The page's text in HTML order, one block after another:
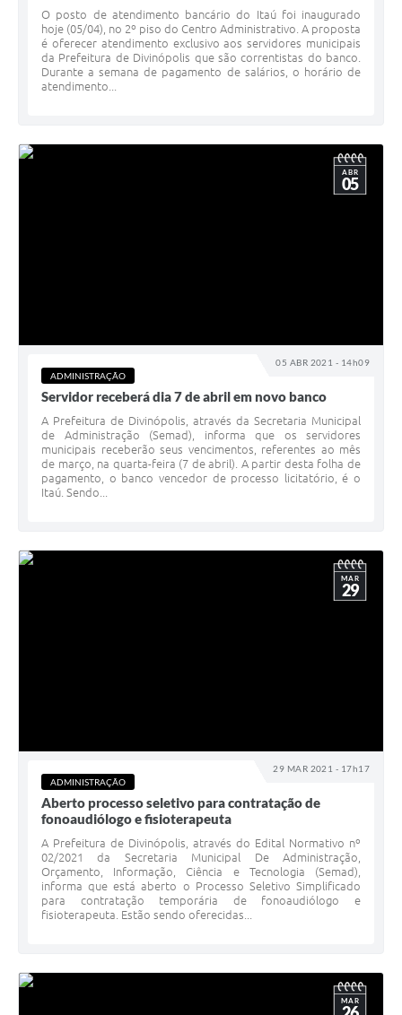
O posto de atendimento bancário do Itaú foi inaugurado
hoje (05/04), no 2º piso do Centro Administrativo. A proposta
é oferecer atendimento exclusivo aos servidores municipais
da Prefeitura de Divinópolis que são correntistas do banco.
Durante a semana de pagamento de salários, o horário de
atendimento...
05 ABR 2021 - 14h09
ABR
05
ADMINISTRAÇÃO
Servidor receberá dia 7 de abril em novo banco
A Prefeitura de Divinópolis, através da Secretaria Municipal
de Administração (Semad), informa que os servidores
municipais receberão seus vencimentos, referentes ao mês
de março, na quarta-feira (7 de abril). A partir desta folha de
pagamento, o banco vencedor de processo licitatório, é o
Itaú. Sendo...
29 MAR 2021 - 17h17
MAR
29
ADMINISTRAÇÃO
Aberto processo seletivo para contratação de
fonoaudiólogo e fisioterapeuta
A Prefeitura de Divinópolis, através do Edital Normativo nº
02/2021 da Secretaria Municipal De Administração,
Orçamento, Informação, Ciência e Tecnologia (Semad),
informa que está aberto o Processo Seletivo Simplificado
para contratação temporária de fonoaudiólogo e
fisioterapeuta. Estão sendo oferecidas...
MAR